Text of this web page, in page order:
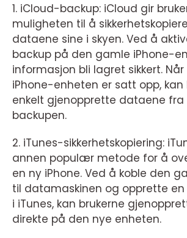
1. iCloud-backup: iCloud gir
muligheten til å
dataene sine i skyen. Ved å
backup på den gamle iPhone-
informasjon bli lagret sikkert.
iPhone-enheten er satt opp, kan
enkelt gjenopprette dataene fra
backupen.
2. iTunes-sikkerhetskopiering:
annen populær metode for å
en ny iPhone. Ved å koble den
til datamaskinen og opprette en
i iTunes, kan brukerne
direkte på den nye enheten.